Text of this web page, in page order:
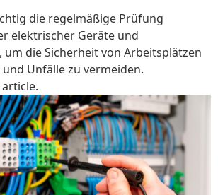
die regelmäßige Prüfung
elektrischer Geräte und
die Sicherheit von Arbeitsplätzen
Unfälle zu vermeiden.